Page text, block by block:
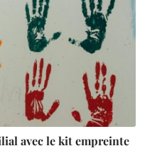
avec le kit empreinte